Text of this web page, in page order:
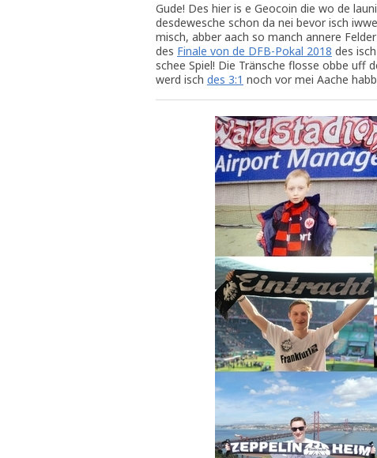
Gude! Des hier is e Geocoin die wo de
desdewesche schon da nei bevor isch
misch, abber aach so manch annere
des Finale von de DFB-Pokal 2018 des
schee Spiel! Die Tränsche flosse obbe uff
werd isch des 3:1 noch vor mei Aache